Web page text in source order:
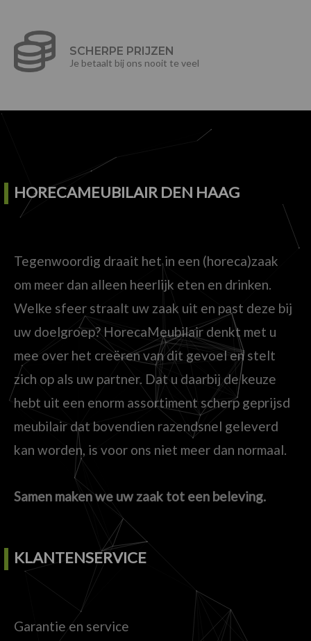
SCHERPE PRIJZEN
Je betaalt bij ons nooit te veel
HORECAMEUBILAIR DEN HAAG
Tegenwoordig draait het in een (horeca)zaak
om meer dan alleen heerlijk eten en drinken.
Welke sfeer straalt uw zaak uit en past deze bij
uw doelgroep? HorecaMeubilair denkt met u
mee over het creëren van dit gevoel en stelt
zich op als uw partner. Dat u daarbij de keuze
hebt uit een enorm assortiment scherp geprijsd
meubilair dat bovendien razendsnel geleverd
kan worden, is voor ons niet meer dan normaal.
Samen maken we uw zaak tot een beleving.
KLANTENSERVICE
Garantie en service